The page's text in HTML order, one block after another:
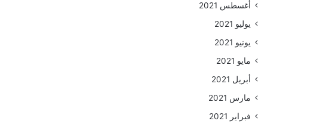
أغسطس 2021
يوليو 2021
يونيو 2021
مايو 2021
أبريل 2021
مارس 2021
فبراير 2021